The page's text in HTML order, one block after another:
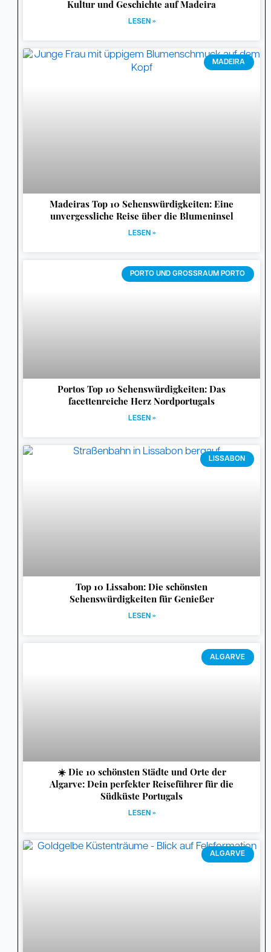
Kultur und Geschichte auf Madeira
LESEN »
MADEIRA
Madeiras Top 10 Sehenswürdigkeiten: Eine
unvergessliche Reise über die Blumeninsel
LESEN »
PORTO UND GROSSRAUM PORTO
Portos Top 10 Sehenswürdigkeiten: Das
facettenreiche Herz Nordportugals
LESEN »
LISSABON
Top 10 Lissabon: Die schönsten
Sehenswürdigkeiten für Genießer
LESEN »
ALGARVE
☀️ Die 10 schönsten Städte und Orte der
Algarve: Dein perfekter Reiseführer für die
Südküste Portugals
LESEN »
ALGARVE